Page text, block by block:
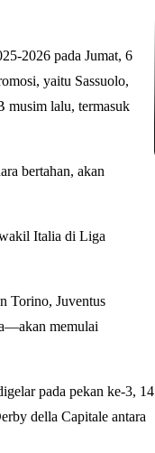
2026 pada Jumat, 6
yaitu Sassuolo,
musim lalu, termasuk
bertahan, akan
wakil Italia di Liga
Torino, Juventus
memulai
pada pekan ke-3, 14
della Capitale antara